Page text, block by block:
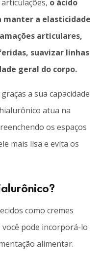
o ácido
manter a elasticidade
articulares,
suavizar linhas
geral do corpo.
a sua capacidade
atua na
os espaços
mais lisa e evita os
como cremes
pode incorporá-lo
alimentar.